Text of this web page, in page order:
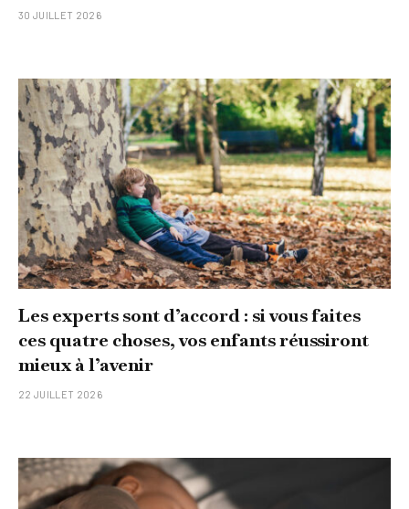
30 JUILLET 2026
Les experts sont d’accord : si vous faites
ces quatre choses, vos enfants réussiront
mieux à l’avenir
22 JUILLET 2026